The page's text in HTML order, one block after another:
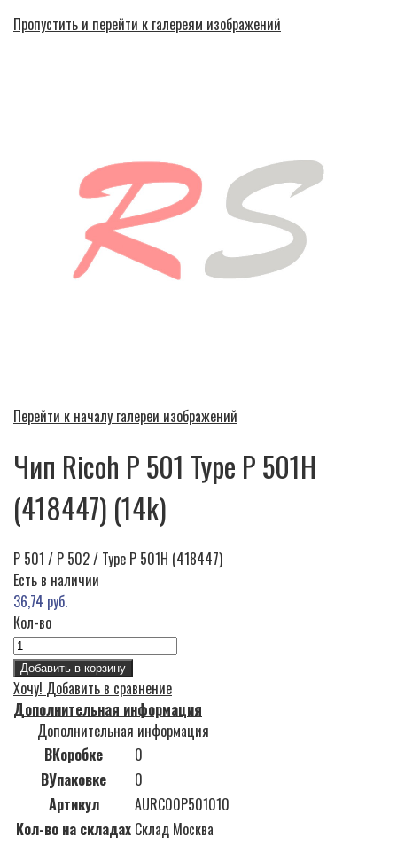
Пропустить и перейти к галереям изображений
Перейти к началу галереи изображений
Чип Ricoh P 501 Type P 501H
(418447) (14k)
P 501 / P 502 / Type P 501H (418447)
Есть в наличии
36,74 руб.
Кол-во
Добавить в корзину
Хочу! Добавить в сравнение
Дополнительная информация
Дополнительная информация
ВКоробке
0
ВУпаковке
0
Артикул
AURC00P501010
Кол-во на складах Склад Москва